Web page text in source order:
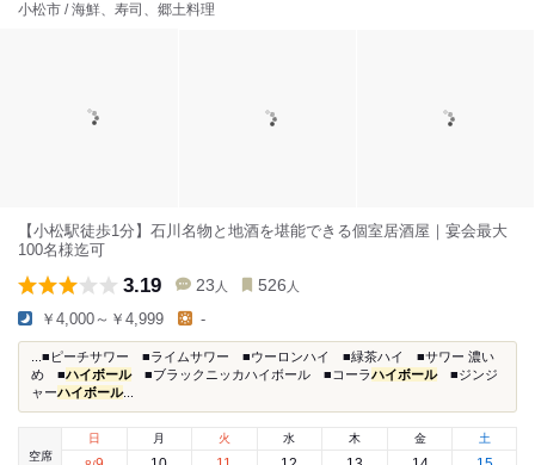
小松市 / 海鮮、寿司、郷土料理
【小松駅徒歩1分】石川名物と地酒を堪能できる個室居酒屋｜宴会最大
100名様迄可
3.19 23 人 526 人
￥4,000～￥4,999 -
...■ピーチサワー ■ライムサワー ■ウーロンハイ ■緑茶ハイ ■サワー 濃い
め ■ハイボール■ブラックニッカハイボール ■コーラハイボール■ジンジ
ャーハイボール...
空席
日
月 火 水 木 金 土